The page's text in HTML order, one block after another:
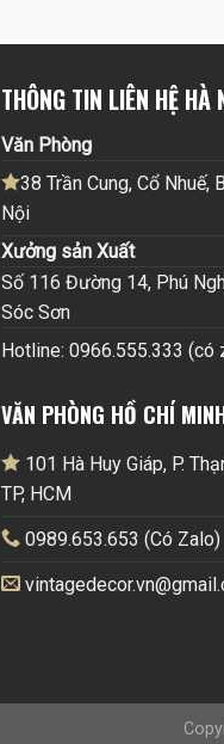
THÔNG TIN LIÊN HỆ HÀ
Văn Phòng
38 Trần Cung, Cổ Nhuế,
Nội
Xưởng sản Xuất
Số 116 Đường 14, Phú
Sóc Sơn
Hotline: 0966.555.333 (có
VĂN PHÒNG HỒ CHÍ
101 Hà Huy Giáp, P.
TP, HCM
0989.653.653 (Có Zalo)